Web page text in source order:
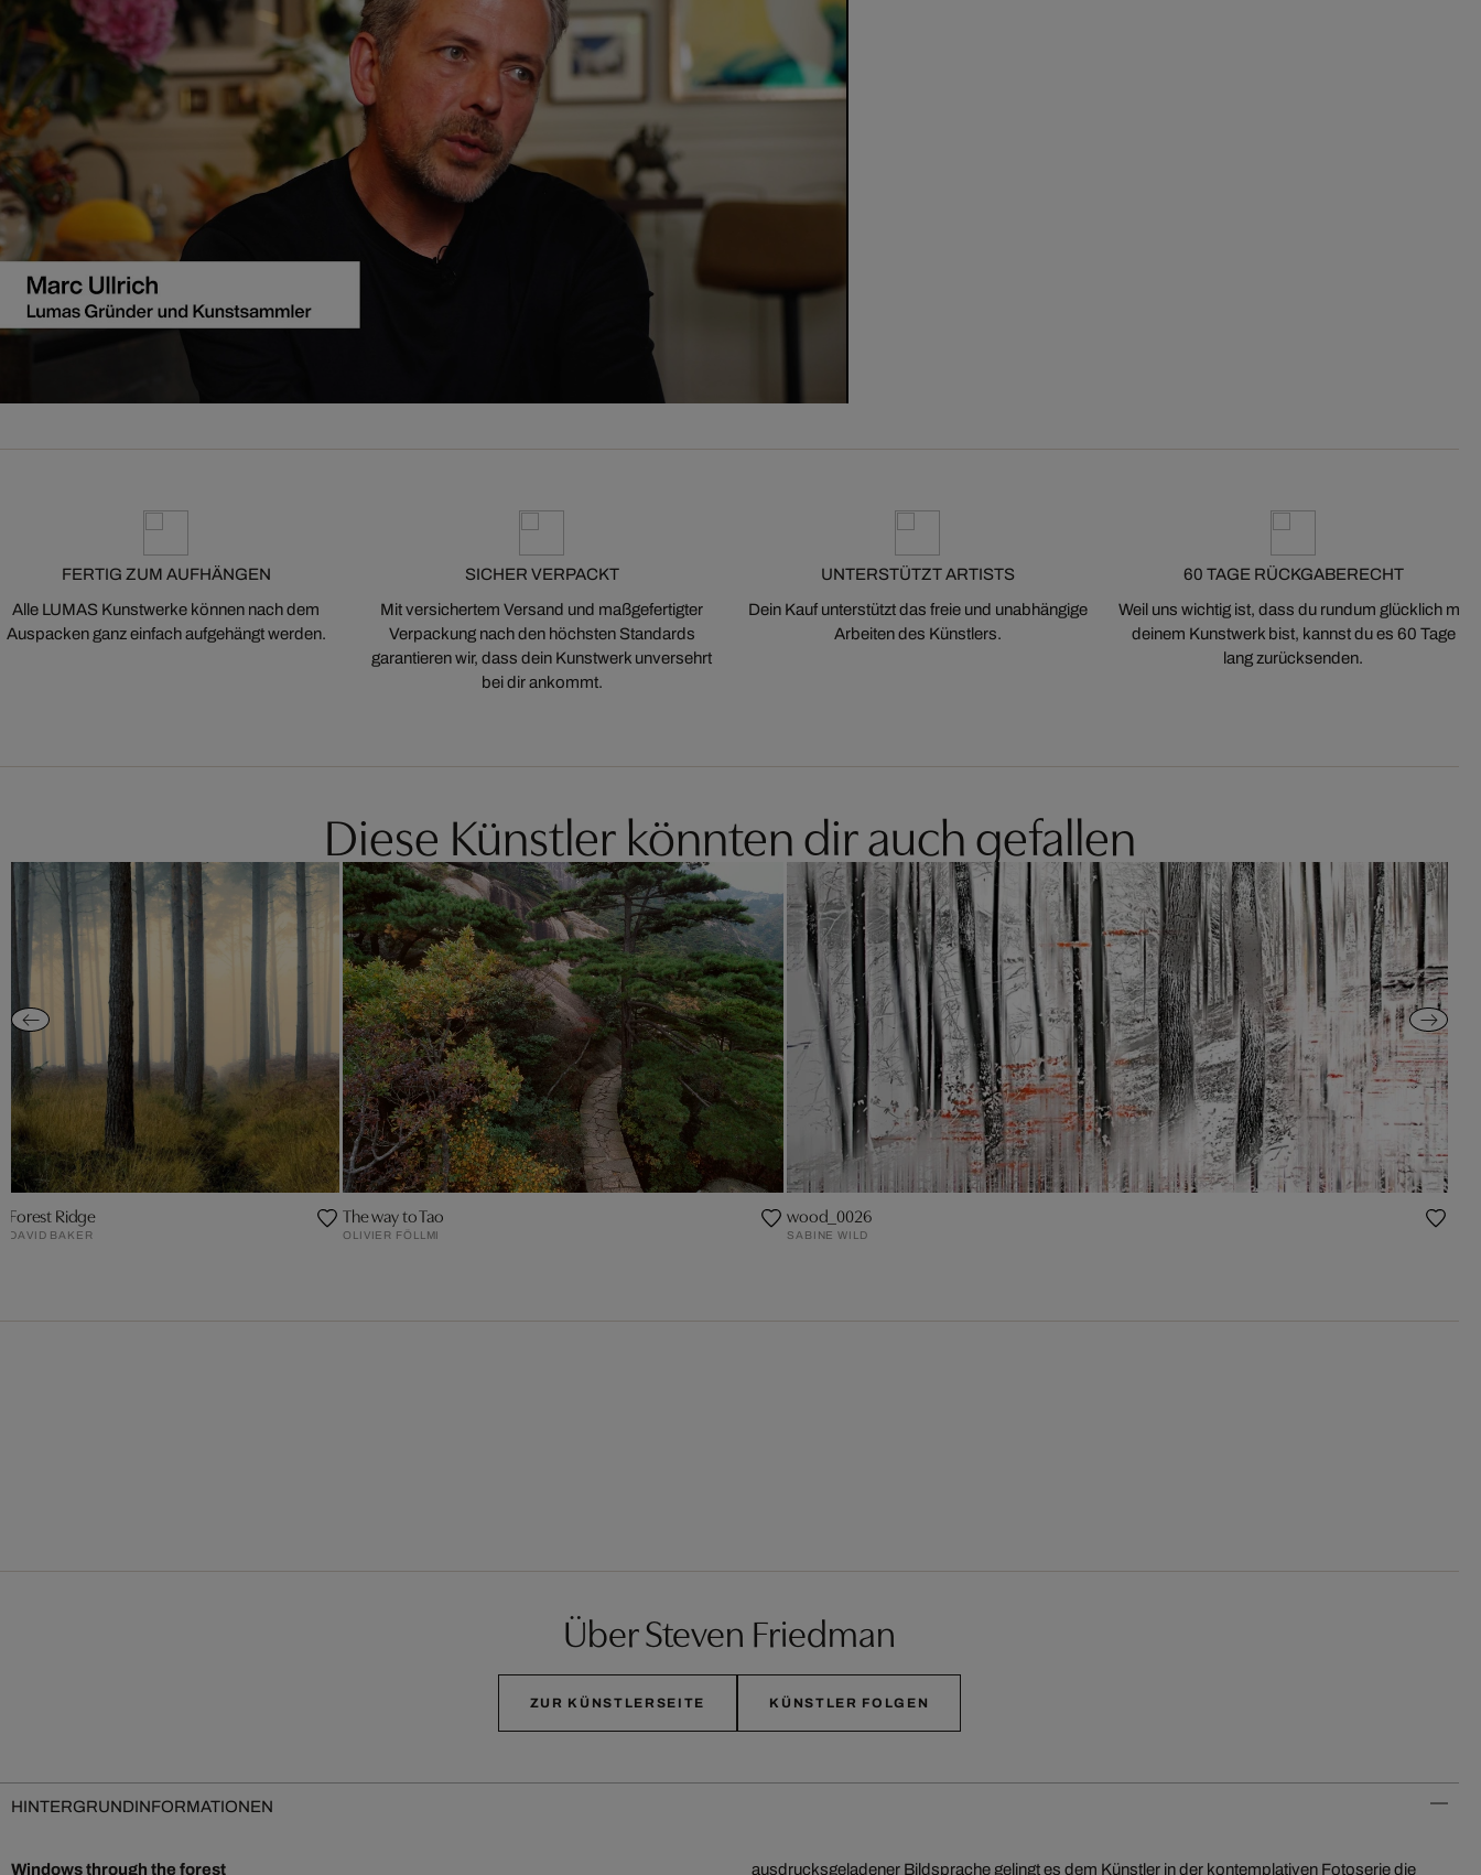
FERTIG ZUM AUFHÄNGEN
Alle LUMAS Kunstwerke können nach dem
Auspacken ganz einfach aufgehängt werden.
SICHER VERPACKT
Mit versichertem Versand und maßgefertigter
Verpackung nach den höchsten Standards
garantieren wir, dass dein Kunstwerk unversehrt
bei dir ankommt.
UNTERSTÜTZT ARTISTS
Dein Kauf unterstützt das freie und unabhängige
Arbeiten des Künstlers.
60 TAGE RÜCKGABERECHT
Weil uns wichtig ist, dass du rundum glücklich mit
deinem Kunstwerk bist, kannst du es 60 Tage
lang zurücksenden.
Diese Künstler könnten dir auch gefallen
Forest Ridge
DAVID BAKER
The way to Tao
OLIVIER FÖLLMI
wood_0026
SABINE WILD
Über Steven Friedman
ZUR KÜNSTLERSEITE KÜNSTLER FOLGEN
HINTERGRUNDINFORMATIONEN
Windows through the forest ausdrucksgeladener Bildsprache gelingt es dem Künstler in der kontemplativen Fotoserie die